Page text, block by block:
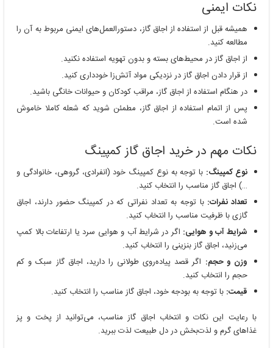
نکات ایمنی
همیشه قبل از استفاده از اجاق گاز، دستورالعمل‌های ایمنی مربوط به آن را
مطالعه کنید.
از اجاق گاز در محیط‌های بسته و بدون تهویه استفاده نکنید.
از قرار دادن اجاق گاز در نزدیکی مواد آتش‌زا خودداری کنید.
در هنگام استفاده از اجاق گاز، مراقب کودکان و حیوانات خانگی باشید.
پس از اتمام استفاده از اجاق گاز، مطمئن شوید که شعله کاملا خاموش
شده است.
نکات مهم در خرید اجاق گاز کمپینگ
نوع کمپینگ: با توجه به نوع کمپینگ خود (انفرادی، گروهی، خانوادگی و
…) اجاق گاز مناسب را انتخاب کنید.
تعداد نفرات: با توجه به تعداد نفراتی که در کمپینگ حضور دارند، اجاق
گازی با ظرفیت مناسب را انتخاب کنید.
شرایط آب و هوایی: اگر در شرایط آب و هوایی سرد یا ارتفاعات بالا کمپ
می‌زنید، اجاق گاز بنزینی را انتخاب کنید.
وزن و حجم: اگر قصد پیاده‌روی طولانی را دارید، اجاق گاز سبک و کم
حجم را انتخاب کنید.
قیمت: با توجه به بودجه خود، اجاق گاز مناسب را انتخاب کنید.
با رعایت این نکات و انتخاب اجاق گاز مناسب، می‌توانید از پخت و پز
غذاهای گرم و لذت‌بخش در دل طبیعت لذت ببرید.